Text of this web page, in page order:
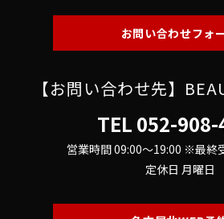
お問い合わせフォ
【お問い合わせ先】
TEL 052-908-
営業時間 09:00～19:00 ※最終
定休日 月曜日